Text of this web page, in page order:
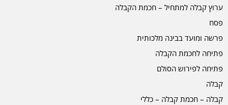
ערוץ קבלה למתחיל – חכמת הקבלה
פסח
פרשה ומועד בבינה מלכותית
פתיחה לחכמת הקבלה
פתיחה לפירוש הסולם
קבלה
קבלה – חכמת קבלה – כללי